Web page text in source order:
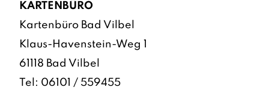
KARTENBÜRO
Kartenbüro Bad Vilbel
Klaus-Havenstein-Weg 1
61118 Bad Vilbel
Tel: 06101 / 559455